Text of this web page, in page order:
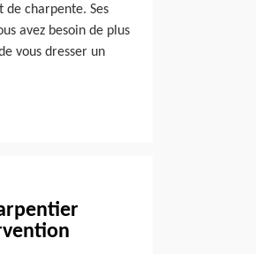
de charpente. Ses
avez besoin de plus
vous dresser un